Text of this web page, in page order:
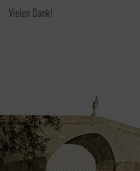
Vielen Dank!